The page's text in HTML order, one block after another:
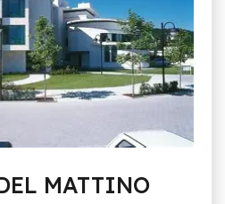
MATTINO